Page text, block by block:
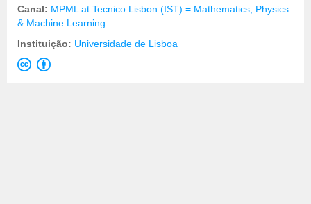
Canal: MPML at Tecnico Lisbon (IST) = Mathematics, Physics
& Machine Learning
Instituição: Universidade de Lisboa